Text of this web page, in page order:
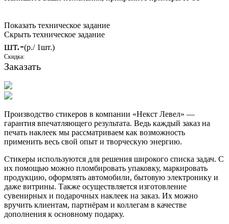
Показать техническое задание
Скрыть техническое задание
шт.-(р./ 1шт.)
Скидка:
Заказать
Производство стикеров в компании «Некст Левел» —
гарантия впечатляющего результата. Ведь каждый заказ на
печать наклеек мы рассматриваем как возможность
применить весь свой опыт и творческую энергию.
Стикеры используются для решения широкого списка задач. С
их помощью можно пломбировать упаковку, маркировать
продукцию, оформлять автомобили, бытовую электронику и
даже витрины. Также осуществляется изготовление
сувенирных и подарочных наклеек на заказ. Их можно
вручить клиентам, партнёрам и коллегам в качестве
дополнения к основному подарку.